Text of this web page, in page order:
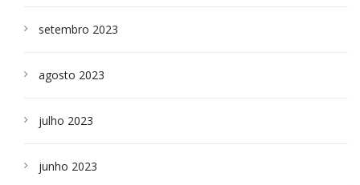
setembro 2023
agosto 2023
julho 2023
junho 2023